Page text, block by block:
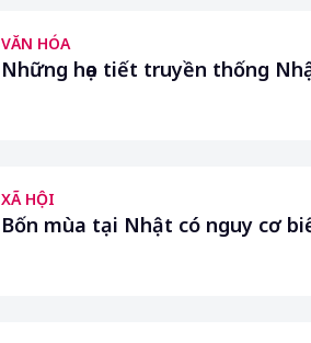
VĂN HÓA
Những họa tiết truyền thống
XÃ HỘI
Bốn mùa tại Nhật có nguy cơ